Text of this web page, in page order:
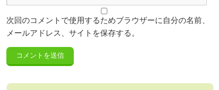
次回のコメントで使用するためブラウザーに自分の名前、
メールアドレス、サイトを保存する。